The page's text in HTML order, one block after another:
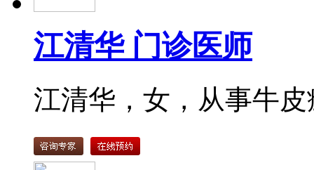
江清华 门诊医师
江清华，女，从事牛